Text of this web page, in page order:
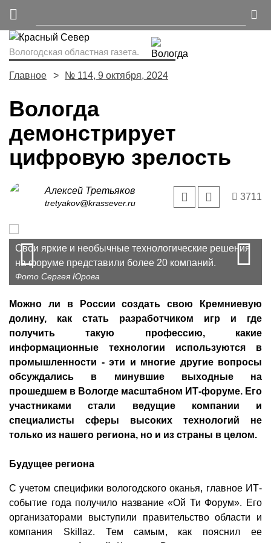
Вологодская областная газета.
Главное № 114, 9 октября, 2024
Вологда
демонстрирует
цифровую зрелость
Алексей Третьяков
tretyakov@krassever.ru
3711
Prev
Свои яркие и необычные технологические решения
на форуме представили более 20 компаний.
Фото Сергея Юрова
Можно ли в России создать свою Кремниевую
долину, как стать разработчиком игр и где
получить такую профессию, какие
информационные технологии используются в
промышленности - эти и многие другие вопросы
обсуждались в минувшие выходные на
прошедшем в Вологде масштабном ИТ-форуме. Его
участниками стали ведущие компании и
специалисты сферы высоких технологий не
только из нашего региона, но и из страны в целом.
Будущее региона
С учетом специфики вологодского оканья, главное ИТ-
событие года получило название «Ой Ти Форум». Его
организаторами выступили правительство области и
компания Skillaz. Тем самым, как пояснил ее